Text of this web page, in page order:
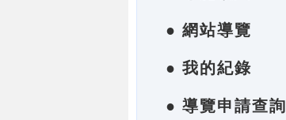
● 網站導覽
● 我的紀錄
● 導覽申請查詢